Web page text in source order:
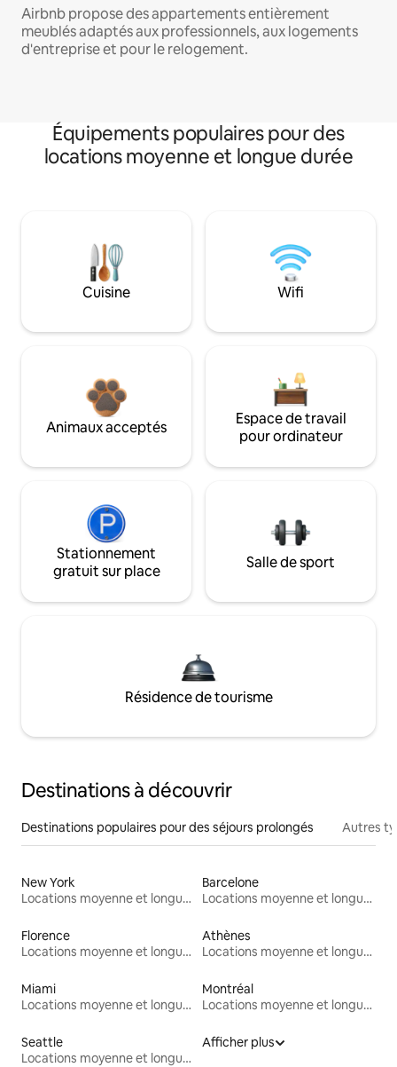
Airbnb propose des appartements entièrement
meublés adaptés aux professionnels, aux logements
d'entreprise et pour le relogement.
Équipements populaires pour des
locations moyenne et longue durée
Cuisine Wifi
Animaux acceptés
Espace de travail
pour ordinateur
Stationnement
gratuit sur place
Salle de sport
Résidence de tourisme
Destinations à découvrir
Destinations populaires pour des séjours prolongés Autres
New York
Locations moyenne et longue durée
Barcelone
Locations moyenne et longue durée
Florence
Locations moyenne et longue durée
Athènes
Locations moyenne et longue durée
Miami
Locations moyenne et longue durée
Montréal
Locations moyenne et longue durée
Seattle
Locations moyenne et longue durée
Afficher plus